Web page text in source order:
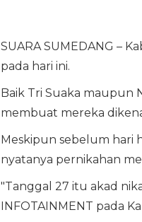
SUARA SUMEDANG –
pada hari ini.
Baik Tri Suaka maupun
membuat mereka
Meskipun sebelum hari
nyatanya pernikahan
"Tanggal 27 itu akad
INFOTAINMENT pada